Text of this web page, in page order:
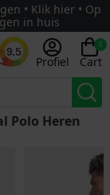
• Klik hier • Op
in huis
9.5
Profiel
0
Cart
Polo Heren